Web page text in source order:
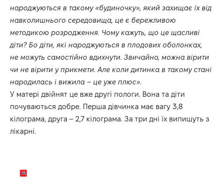
народжуються в такому «будиночку», який захищає їх від
навколишнього середовища, це є бережливою
методикою розродження. Чому кажуть, що це щасливі
діти? Бо діти, які народжуються в плодових оболонках,
не можуть самостійно вдихнути. Звичайно, можна вірити
чи не вірити у прикмети. Але коли дитинка в такому стані
народилась і вижила – це уже плюс».
У матері двійнят це вже другі пологи. Вона та діти
почуваються добре. Перша дівчинка має вагу 3,8
кілограма, друга – 2,7 кілограма. За три дні їх випишуть з
лікарні.